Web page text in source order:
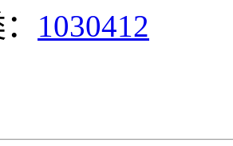
1030412